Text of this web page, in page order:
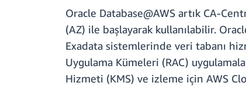
Oracle Database@AWS artık CA-
(AZ) ile başlayarak kullanılabilir.
Exadata sistemlerinde veri tabanı
Uygulama Kümeleri (RAC)
Hizmeti (KMS) ve izleme için AWS